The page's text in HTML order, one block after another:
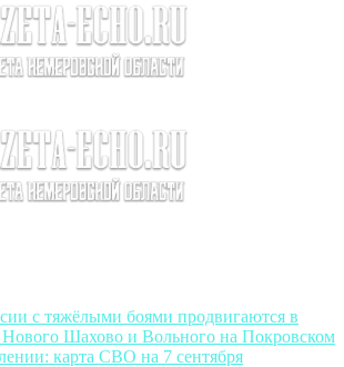
с тяжёлыми боями продвигаются в
Нового Шахово и Вольного на Покровском
карта СВО на 7 сентября